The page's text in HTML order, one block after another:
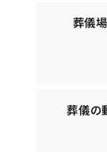
葬儀
葬儀の